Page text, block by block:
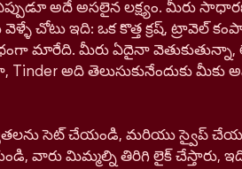
అదే అసలైన లక్ష్యం. మీరు
వెళ్ళే చోటు ఇది: ఒక కొత్త క్రష్, ట్రావెల్
మారేది. మీరు ఏదైనా వెతుకుతున్నా,
అది తెలుసుకునేందుకు మీకు
సెట్ చేయండి, మరియు స్వైప్
వారు మిమ్మల్ని తిరిగి లైక్ చేస్తారు,